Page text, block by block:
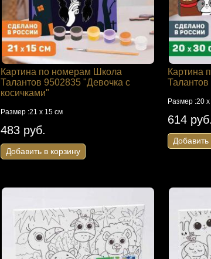
Картина по номерам Школа
Талантов 9502835 "Девочка с
косичками"
Размер :21 х 15 см
483 руб.
Добавить в корзину
Картина
Размер :20
614 руб.
Добавить